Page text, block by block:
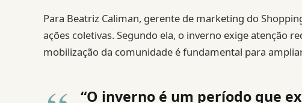
Para Beatriz Caliman, gerente de marketing do
ações coletivas. Segundo ela, o inverno exige atenção
mobilização da comunidade é fundamental para
“O inverno é um período que